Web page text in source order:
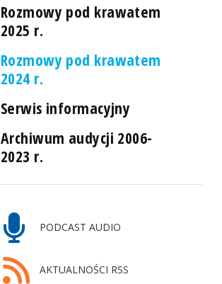
Rozmowy pod krawatem
2025 r.
Rozmowy pod krawatem
2024 r.
Serwis informacyjny
Archiwum audycji 2006-
2023 r.
PODCAST AUDIO
AKTUALNOŚCI RSS